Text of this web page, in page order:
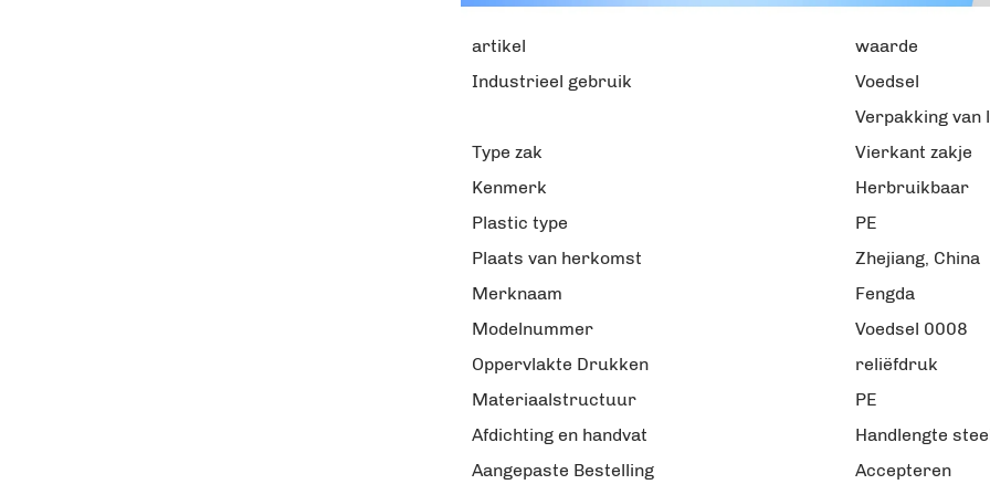
artikel
waarde
Industrieel gebruik
Voedsel
Verpakking van
Type zak
Vierkant zakje
Kenmerk
Herbruikbaar
Plastic type
PE
Plaats van herkomst
Zhejiang, China
Merknaam
Fengda
Modelnummer
Voedsel 0008
Oppervlakte Drukken
reliëfdruk
Materiaalstructuur
PE
Afdichting en handvat
Handlengte
Aangepaste Bestelling
Accepteren